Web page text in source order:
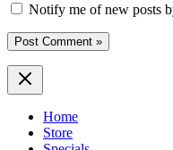
Notify me of new posts
Home
Store